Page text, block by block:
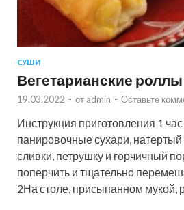
СУШИ
Вегетарианские роллы
19.03.2022 - от admin - Оставьте
Инструкция приготовления 1
панировочные сухари,
сливки, петрушку и горчичный
поперчить и тщательно
2На столе, присыпанном мукой,